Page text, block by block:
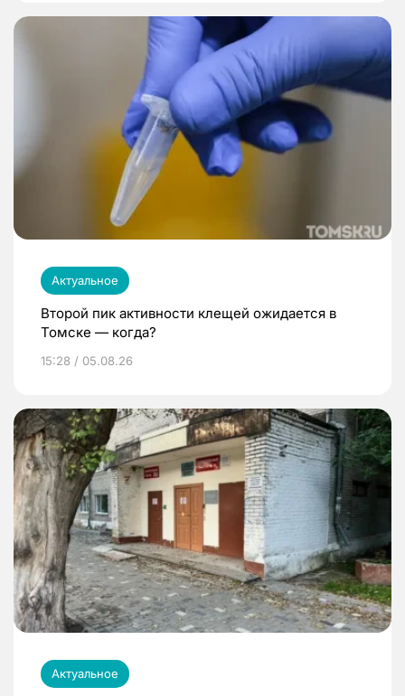
Актуальное
Второй пик активности клещей ожидается в
Томске — когда?
15:28 / 05.08.26
Актуальное